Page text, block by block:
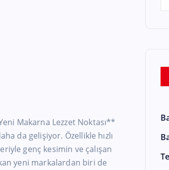
Makarna Lezzet Noktası**
da gelişiyor. Özellikle hızlı
genç kesimin ve çalışan
yeni markalardan biri de